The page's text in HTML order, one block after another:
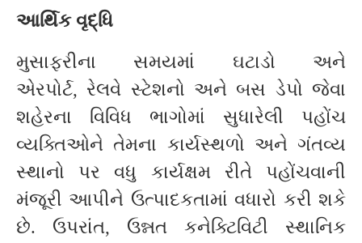
આર્થિક વૃદ્ધિ
મુસાફરીના સમયમાં ઘટાડો અને
એરપોર્ટ, રેલવે સ્ટેશનો અને બસ ડેપો જેવા
શહેરના વિવિધ ભાગોમાં સુધારેલી પહોંચ
વ્યક્તિઓને તેમના કાર્યસ્થળો અને ગંતવ્ય
સ્થાનો પર વધુ કાર્યક્ષમ રીતે પહોંચવાની
મંજૂરી આપીને ઉત્પાદકતામાં વધારો કરી શકે
છે. ઉપરાંત, ઉન્નત કનેક્ટિવિટી સ્થાનિક